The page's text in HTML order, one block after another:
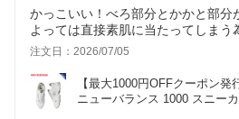
かっこいい！べろ部分とかかと部分
よっては直接素肌に当たってしまう
注文日：2026/07/05
【最大1000円OFFクーポン発
ニューバランス 1000 スニー